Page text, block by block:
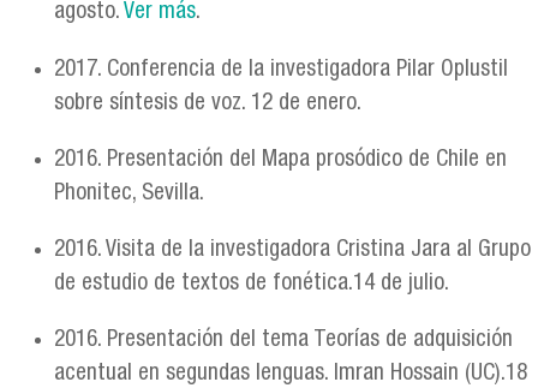
agosto. Ver más.
2017. Conferencia de la investigadora Pilar Oplustil
sobre síntesis de voz. 12 de enero.
2016. Presentación del Mapa prosódico de Chile en
Phonitec, Sevilla.
2016. Visita de la investigadora Cristina Jara al Grupo
de estudio de textos de fonética.14 de julio.
2016. Presentación del tema Teorías de adquisición
acentual en segundas lenguas. Imran Hossain (UC).18